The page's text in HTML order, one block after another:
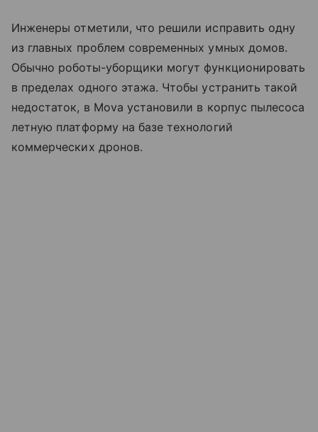
Инженеры отметили, что решили исправить одну
из главных проблем современных умных домов.
Обычно роботы-уборщики могут функционировать
в пределах одного этажа. Чтобы устранить такой
недостаток, в Mova установили в корпус пылесоса
летную платформу на базе технологий
коммерческих дронов.